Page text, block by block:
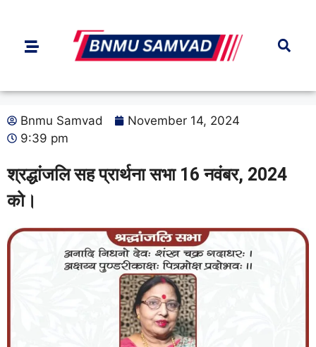
Bnmu Samvad
November 14, 2024
9:39 pm
श्रद्धांजलि सह प्रार्थना सभा 16 नवंबर, 2024
को।